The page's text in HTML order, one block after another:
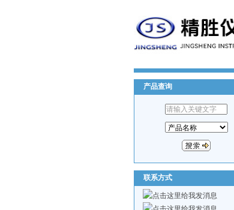
产品查询
联系方式